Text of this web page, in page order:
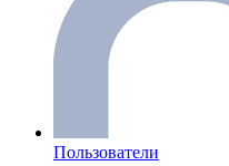
Пользователи